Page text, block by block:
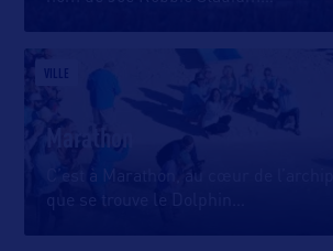
VILLE
Marathon
C’est à Marathon, au cœur de
que se trouve le Dolphin